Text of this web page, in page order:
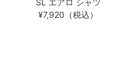
SL エアロ シャツ
¥7,920（税込）